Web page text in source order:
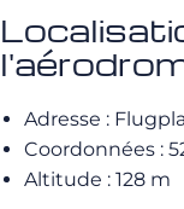
Adresse :
Coordonnées :
Altitude : 128 m